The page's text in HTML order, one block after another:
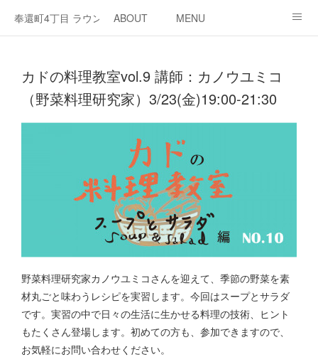
奉還町4丁目 ラウンジ・カド
ABOUT MENU
カドの料理教室vol.9 講師：カノウユミコ
（野菜料理研究家）3/23(金)19:00-21:30
野菜料理研究家カノウユミコさんを迎えて、季節の野菜を素
材丸ごと味わうレシピを実習します。今回はスープとサラダ
です。実習の中で日々の生活に生かせる料理の技術、ヒント
もたくさん登場します。初めての方も、参加できますので、
お気軽にお問い合わせください。